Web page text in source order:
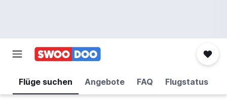
Flüge suchen Angebote FAQ Flugstatus